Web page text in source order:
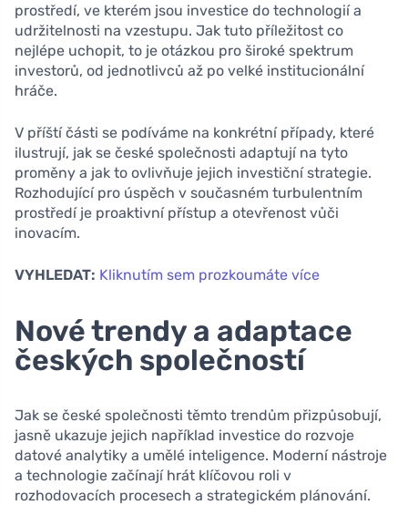
prostředí, ve kterém jsou investice do technologií a
udržitelnosti na vzestupu. Jak tuto příležitost co
nejlépe uchopit, to je otázkou pro široké spektrum
investorů, od jednotlivců až po velké institucionální
hráče.
V příští části se podíváme na konkrétní případy, které
ilustrují, jak se české společnosti adaptují na tyto
proměny a jak to ovlivňuje jejich investiční strategie.
Rozhodující pro úspěch v současném turbulentním
prostředí je proaktivní přístup a otevřenost vůči
inovacím.
VYHLEDAT: Kliknutím sem prozkoumáte více
Nové trendy a adaptace
českých společností
Jak se české společnosti těmto trendům přizpůsobují,
jasně ukazuje jejich například investice do rozvoje
datové analytiky a umělé inteligence. Moderní nástroje
a technologie začínají hrát klíčovou roli v
rozhodovacích procesech a strategickém plánování.